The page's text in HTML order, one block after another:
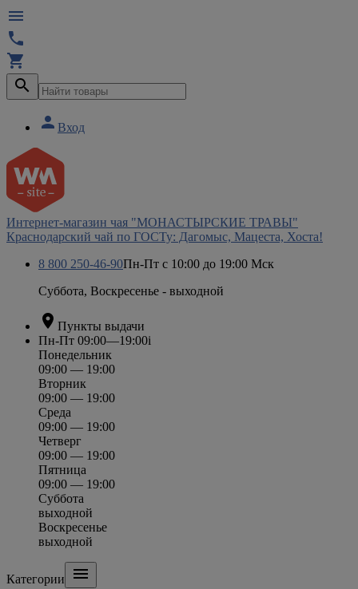




 Вход
Интернет-магазин чая "МОНАСТЫРСКИЕ ТРАВЫ"
Краснодарский чай по ГОСТу: Дагомыс, Мацеста, Хоста!
8 800 250-46-90Пн-Пт с 10:00 до 19:00 Мск
Суббота, Воскресенье - выходной
 Пункты выдачи
Пн-Пт 09:00—19:00i
Понедельник
09:00 — 19:00
Вторник
09:00 — 19:00
Среда
09:00 — 19:00
Четверг
09:00 — 19:00
Пятница
09:00 — 19:00
Суббота
выходной
Воскресенье
выходной
Категории 